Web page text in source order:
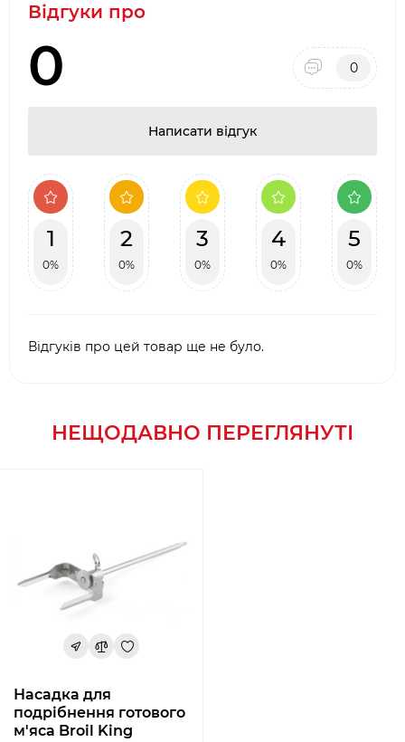
Відгуки про
0 0
Написати відгук
1
0%
2
0%
3
0%
4
0%
5
0%
Відгуків про цей товар ще не було.
НЕЩОДАВНО ПЕРЕГЛЯНУТІ
Насадка для
подрібнення готового
м'яса Broil King